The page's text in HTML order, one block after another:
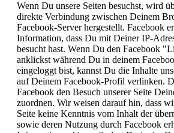
Wenn Du unsere Seiten besuchst, wird
direkte Verbindung zwischen Deinem
Facebook-Server hergestellt. Facebook
Information, dass Du mit Deiner IP-
besucht hast. Wenn Du den Facebook
anklickst während Du in deinem
eingeloggt bist, kannst Du die Inhalte
auf Deinem Facebook-Profil verlinken.
Facebook den Besuch unserer Seite
zuordnen. Wir weisen darauf hin, dass
Seite keine Kenntnis vom Inhalt der
sowie deren Nutzung durch Facebook